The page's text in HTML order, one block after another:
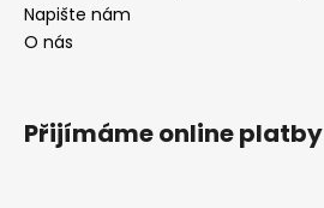
Napište nám
O nás
Přijímáme online platby